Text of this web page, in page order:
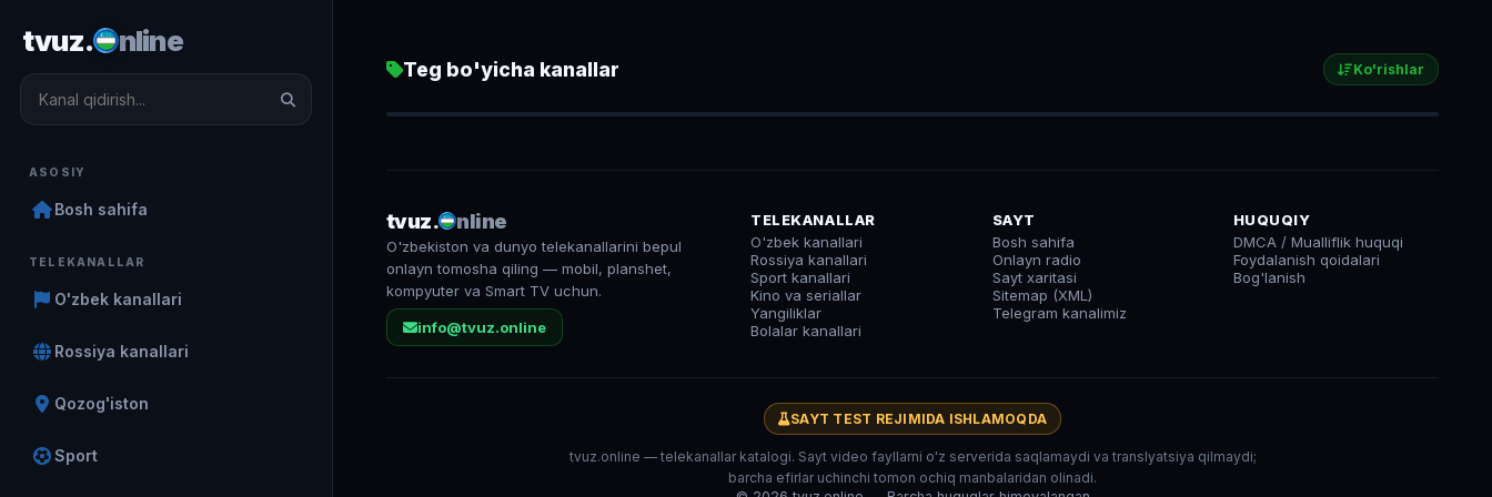
tvuz. nline
ASOSIY
Bosh sahifa
TELEKANALLAR
O'zbek kanallari
Rossiya kanallari
Qozog'iston
Sport
Teg bo'yicha kanallar Ko'rishlar
Первый канал
tvuz. nline
O'zbekiston va dunyo telekanallarini bepul
onlayn tomosha qiling — mobil, planshet,
kompyuter va Smart TV uchun.
info@tvuz.online
TELEKANALLAR
O'zbek kanallari
Rossiya kanallari
Sport kanallari
Kino va seriallar
Yangiliklar
Bolalar kanallari
SAYT
Bosh sahifa
Onlayn radio
Sayt xaritasi
Sitemap (XML)
Telegram kanalimiz
HUQUQIY
DMCA / Mualliflik huquqi
Foydalanish qoidalari
Bog'lanish
SAYT TEST REJIMIDA ISHLAMOQDA
tvuz.online — telekanallar katalogi. Sayt video fayllarni o'z serverida saqlamaydi va translyatsiya qilmaydi;
barcha efirlar uchinchi tomon ochiq manbalaridan olinadi.